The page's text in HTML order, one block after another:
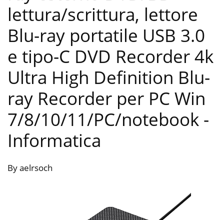
lettura/scrittura, lettore
Blu-ray portatile USB 3.0
e tipo-C DVD Recorder 4k
Ultra High Definition Blu-
ray Recorder per PC Win
7/8/10/11/PC/notebook -
Informatica
By aelrsoch